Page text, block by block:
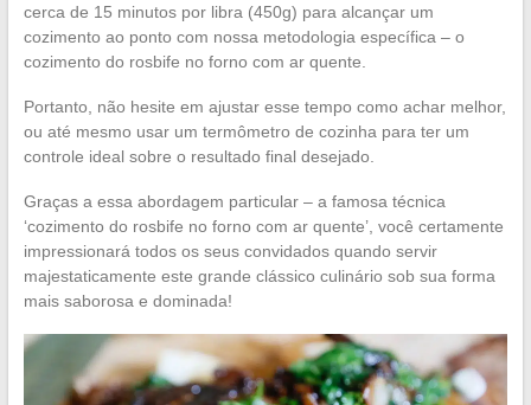
cerca de 15 minutos por libra (450g) para alcançar um
cozimento ao ponto com nossa metodologia específica – o
cozimento do rosbife no forno com ar quente.
Portanto, não hesite em ajustar esse tempo como achar melhor,
ou até mesmo usar um termômetro de cozinha para ter um
controle ideal sobre o resultado final desejado.
Graças a essa abordagem particular – a famosa técnica
‘cozimento do rosbife no forno com ar quente’, você certamente
impressionará todos os seus convidados quando servir
majestaticamente este grande clássico culinário sob sua forma
mais saborosa e dominada!